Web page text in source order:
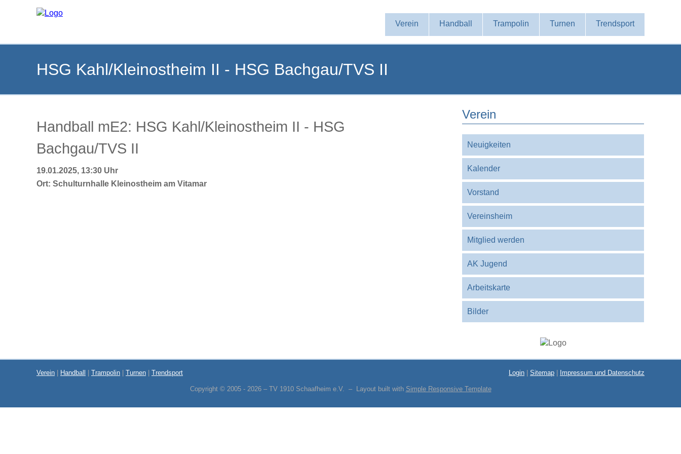
Navigation
überspringen
Verein Handball Trampolin Turnen Trendsport
HSG Kahl/Kleinostheim II - HSG Bachgau/TVS II
Handball mE2: HSG Kahl/Kleinostheim II - HSG
Bachgau/TVS II
19.01.2025, 13:30 Uhr
Ort: Schulturnhalle Kleinostheim am Vitamar
Verein
überspringen
Neuigkeiten
Kalender
Vorstand
Vereinsheim
Mitglied werden
AK Jugend
Arbeitskarte
Bilder
Verein Handball Trampolin Turnen Trendsport Login Sitemap Impressum und Datenschutz
Copyright © 2005 - 2026 – TV 1910 Schaafheim e.V. – Layout built with Simple Responsive Template